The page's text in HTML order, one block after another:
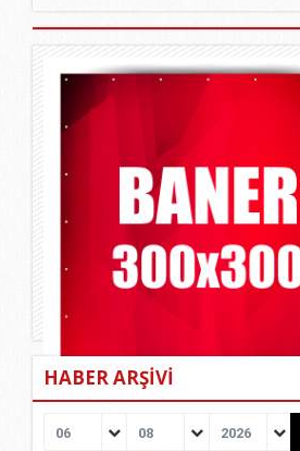
HABER ARŞİVİ
06 08 2026